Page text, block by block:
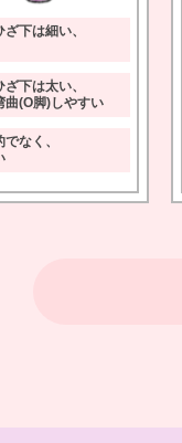
下は細い、
下は太い、
曲(O脚)しやすい
なく、